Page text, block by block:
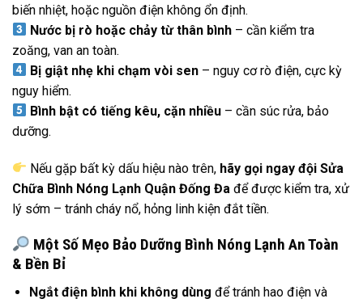
biến nhiệt, hoặc nguồn điện không ổn định.
Nước bị rò hoặc chảy từ thân bình – cần kiểm tra
zoăng, van an toàn.
Bị giật nhẹ khi chạm vòi sen – nguy cơ rò điện, cực kỳ
nguy hiểm.
Bình bật có tiếng kêu, cặn nhiều – cần súc rửa, bảo
dưỡng.
Nếu gặp bất kỳ dấu hiệu nào trên, hãy gọi ngay đội Sửa
Chữa Bình Nóng Lạnh Quận Đống Đa để được kiểm tra, xử
lý sớm – tránh cháy nổ, hỏng linh kiện đắt tiền.
Một Số Mẹo Bảo Dưỡng Bình Nóng Lạnh An Toàn
& Bền Bỉ
Ngắt điện bình khi không dùng để tránh hao điện và